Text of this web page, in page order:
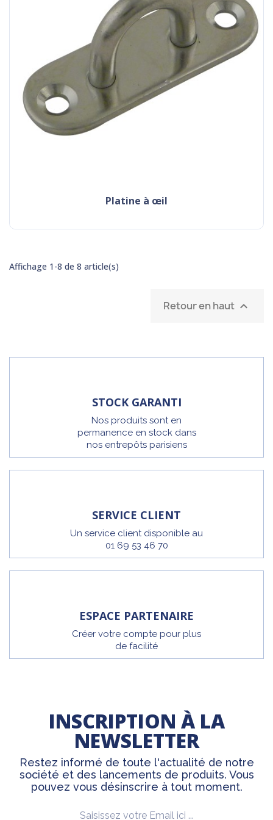
platine à œil
Affichage 1-8 de 8 article(s)
Retour en haut 
STOCK GARANTI
Nos produits sont en
permanence en stock dans
nos entrepôts parisiens
SERVICE CLIENT
Un service client disponible au
01 69 53 46 70
ESPACE PARTENAIRE
Créer votre compte pour plus
de facilité
INSCRIPTION À LA
NEWSLETTER
Restez informé de toute l'actualité de notre
société et des lancements de produits. Vous
pouvez vous désinscrire à tout moment.